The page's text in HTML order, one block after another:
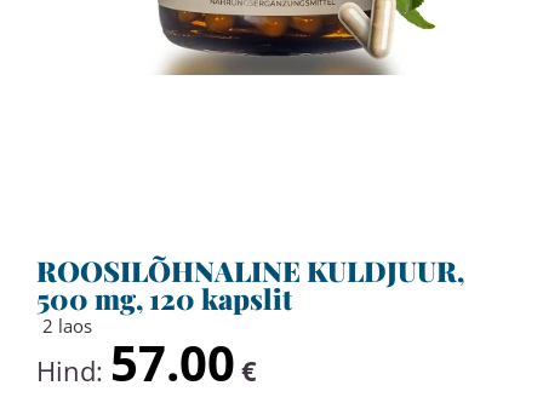
ROOSILÕHNALINE KULDJUUR,
500 mg, 120 kapslit
2 laos
Hind: 57.00 €